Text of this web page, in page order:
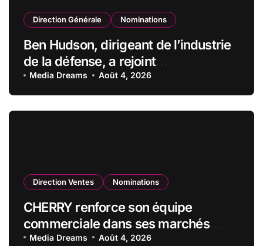
Direction Générale Nominations
Ben Hudson, dirigeant de l’industrie
de la défense, a rejoint
CZECHOSLOVAK GROUP (CSG) en
qualité de vice-président du conseil
d’administration
Media Dreams Août 4, 2026
Direction Ventes Nominations
CHERRY renforce son équipe
commerciale dans ses marchés
stratégiques
Media Dreams Août 4, 2026